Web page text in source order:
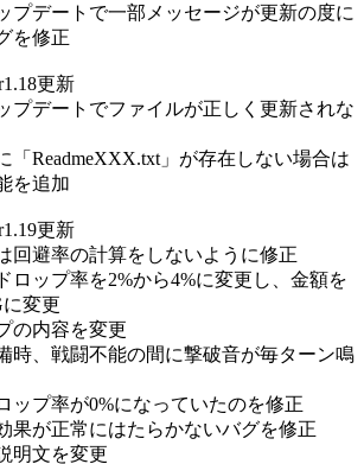
デートで一部メッセージが更新の度に
を修正
更新
デートでファイルが正しく更新されな
ReadmeXXX.txt」が存在しない場合は
を追加
更新
回避率の計算をしないように修正
ップ率を2%から4%に変更し、金額を
に変更
の内容を変更
時、戦闘不能の間に撃破音が毎ターン鳴
プ率が0%になっていたのを修正
果が正常にはたらかないバグを修正
明文を変更